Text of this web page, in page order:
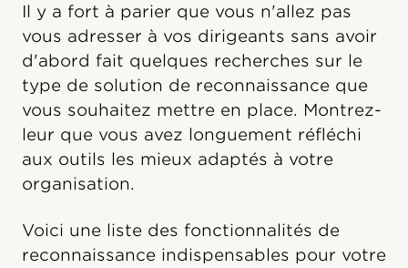
Il y a fort à parier que vous n'allez pas
vous adresser à vos dirigeants sans avoir
d'abord fait quelques recherches sur le
type de solution de reconnaissance que
vous souhaitez mettre en place. Montrez-
leur que vous avez longuement réfléchi
aux outils les mieux adaptés à votre
organisation.
Voici une liste des fonctionnalités de
reconnaissance indispensables pour votre